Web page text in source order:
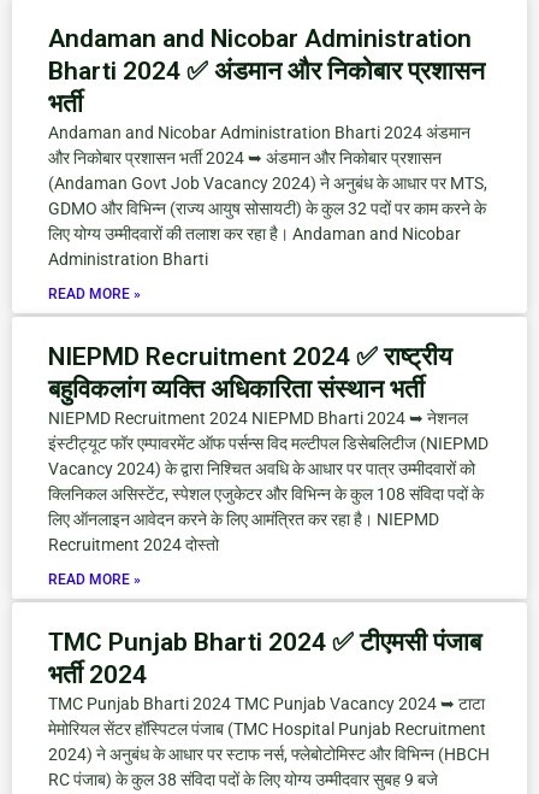
Andaman and Nicobar Administration
Bharti 2024 ✅ अंडमान और निकोबार प्रशासन
भर्ती
Andaman and Nicobar Administration Bharti 2024 अंडमान
और निकोबार प्रशासन भर्ती 2024 ➥ अंडमान और निकोबार प्रशासन
(Andaman Govt Job Vacancy 2024) ने अनुबंध के आधार पर MTS,
GDMO और विभिन्न (राज्य आयुष सोसायटी) के कुल 32 पदों पर काम करने के
लिए योग्य उम्मीदवारों की तलाश कर रहा है। Andaman and Nicobar
Administration Bharti
READ MORE »
NIEPMD Recruitment 2024 ✅ राष्ट्रीय
बहुविकलांग व्यक्ति अधिकारिता संस्थान भर्ती
NIEPMD Recruitment 2024 NIEPMD Bharti 2024 ➥ नेशनल
इंस्टीट्यूट फॉर एम्पावरमेंट ऑफ पर्सन्स विद मल्टीपल डिसेबलिटीज (NIEPMD
Vacancy 2024) के द्वारा निश्चित अवधि के आधार पर पात्र उम्मीदवारों को
क्लिनिकल असिस्टेंट, स्पेशल एजुकेटर और विभिन्न के कुल 108 संविदा पदों के
लिए ऑनलाइन आवेदन करने के लिए आमंत्रित कर रहा है। NIEPMD
Recruitment 2024 दोस्तो
READ MORE »
TMC Punjab Bharti 2024 ✅ टीएमसी पंजाब
भर्ती 2024
TMC Punjab Bharti 2024 TMC Punjab Vacancy 2024 ➥ टाटा
मेमोरियल सेंटर हॉस्पिटल पंजाब (TMC Hospital Punjab Recruitment
2024) ने अनुबंध के आधार पर स्टाफ नर्स, फ्लेबोटोमिस्ट और विभिन्न (HBCH
RC पंजाब) के कुल 38 संविदा पदों के लिए योग्य उम्मीदवार सुबह 9 बजे